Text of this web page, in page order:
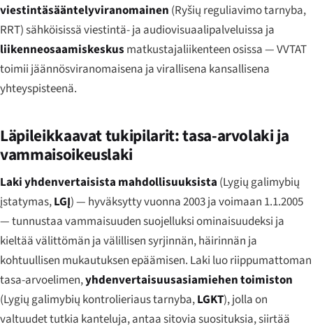
viestintäsääntelyviranomainen (Ryšių reguliavimo tarnyba,
RRT) sähköisissä viestintä- ja audiovisuaalipalveluissa ja
liikenneosaamiskeskus matkustajaliikenteen osissa — VVTAT
toimii jäännösviranomaisena ja virallisena kansallisena
yhteyspisteenä.
Läpileikkaavat tukipilarit: tasa-arvolaki ja
vammaisoikeuslaki
Laki yhdenvertaisista mahdollisuuksista (Lygių galimybių
įstatymas,LGĮ) — hyväksytty vuonna 2003 ja voimaan 1.1.2005
— tunnustaa vammaisuuden suojelluksi ominaisuudeksi ja
kieltää välittömän ja välillisen syrjinnän, häirinnän ja
kohtuullisen mukautuksen epäämisen. Laki luo riippumattoman
tasa-arvoelimen,yhdenvertaisuusasiamiehen toimiston
(Lygių galimybių kontrolieriaus tarnyba,LGKT), jolla on
valtuudet tutkia kanteluja, antaa sitovia suosituksia, siirtää